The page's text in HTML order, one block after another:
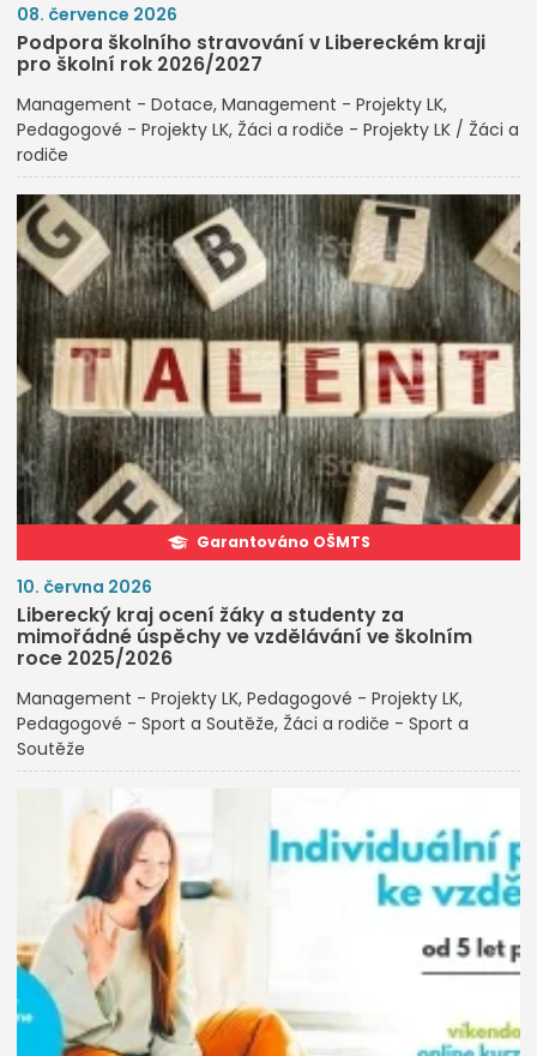
08. července 2026
Podpora školního stravování v Libereckém kraji
pro školní rok 2026/2027
Management - Dotace Management - Projekty LK
Pedagogové - Projekty LK Žáci a rodiče - Projekty LK / Žáci a
rodiče
Garantováno OŠMTS
10. června 2026
Liberecký kraj ocení žáky a studenty za
mimořádné úspěchy ve vzdělávání ve školním
roce 2025/2026
Management - Projekty LK Pedagogové - Projekty LK
Pedagogové - Sport a Soutěže Žáci a rodiče - Sport a
Soutěže